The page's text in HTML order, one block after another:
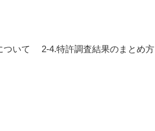
ついて 2-4.特許調査結果のまとめ方